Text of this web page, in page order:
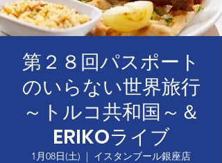
第２８回パスポート
のいらない世界旅行
～トルコ共和国～＆
ERIKOライブ
1月08日(土)
  |
イスタンブール銀座店